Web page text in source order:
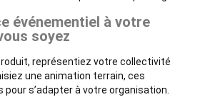
événementiel à votre
soyez
représentiez votre collectivité
une animation terrain, ces
s’adapter à votre organisation.